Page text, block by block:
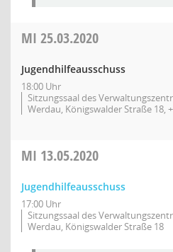
MI 25.03.2020
Jugendhilfeausschuss
18:00 Uhr
Sitzungssaal des
Werdau, Königswalder Straße 18,
MI 13.05.2020
Jugendhilfeausschuss
17:00 Uhr
Sitzungssaal des
Werdau, Königswalder Straße 18